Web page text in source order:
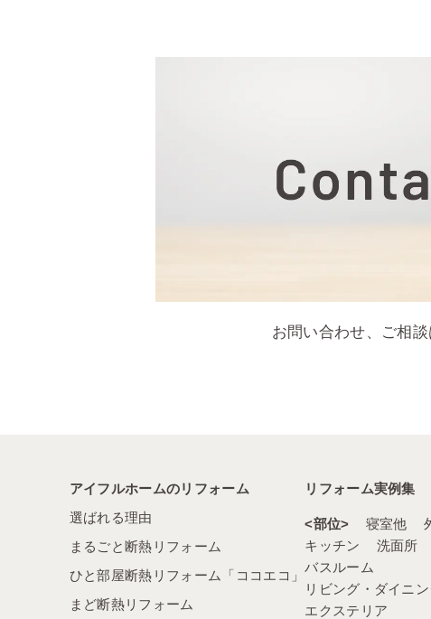
お問い合わせ、ご相
アイフルホームのリフォーム
選ばれる理由
まるごと断熱リフォーム
ひと部屋断熱リフォーム「ココエコ」
まど断熱リフォーム
リフォーム実例集
部位 寝室他
キッチン
洗面所
バスルーム
リビング・ダイニ
エクステリア